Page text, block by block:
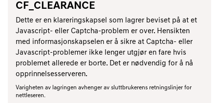
CF_CLEARANCE
Dette er en klareringskapsel som lagrer beviset på at et
Javascript- eller Captcha-problem er over. Hensikten
med informasjonskapselen er å sikre at Captcha- eller
Javascript-problemer ikke lenger utgjør en fare hvis
problemet allerede er borte. Det er nødvendig for å nå
opprinnelsesserveren.
Varigheten av lagringen avhenger av sluttbrukerens retningslinjer for
nettleseren.